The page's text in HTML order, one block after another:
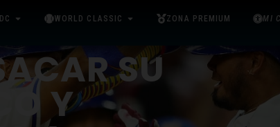
WORLD CLASSIC ZONA PREMIUM MI
SU
Y